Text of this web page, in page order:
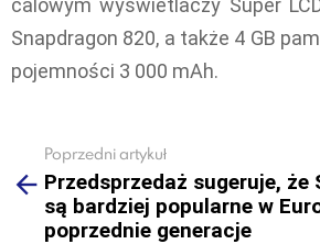
Snapdragon 820, a także 4 GB
pojemności 3 000 mAh.
more
Poprzedni artykuł
Przedsprzedaż sugeruje, że
są bardziej popularne w
poprzednie generacje